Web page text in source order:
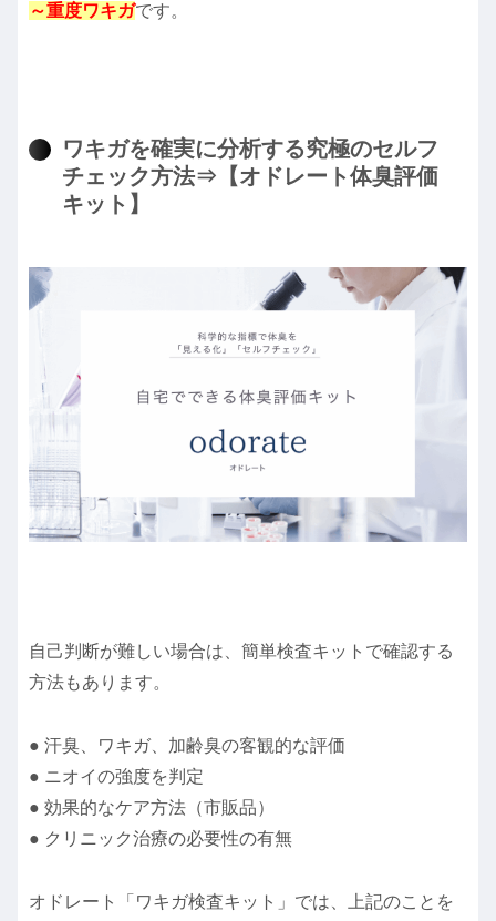
～重度ワキガです。
ワキガを確実に分析する究極のセルフ
チェック方法⇒【オドレート体臭評価
キット】
自己判断が難しい場合は、簡単検査キットで確認する
方法もあります。
● 汗臭、ワキガ、加齢臭の客観的な評価
● ニオイの強度を判定
● 効果的なケア方法（市販品）
● クリニック治療の必要性の有無
オドレート「ワキガ検査キット」では、上記のことを